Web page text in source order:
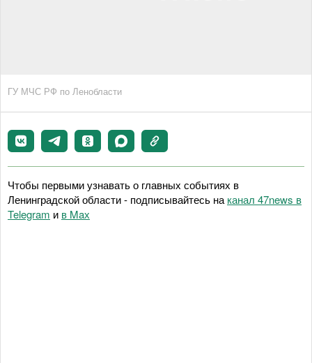
ГУ МЧС РФ по Ленобласти
Чтобы первыми узнавать о главных событиях в
Ленинградской области - подписывайтесь на канал 47news в
Telegram и в Maх